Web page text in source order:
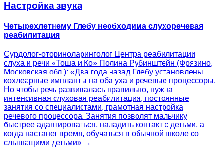
Настройка звука
Четырехлетнему Глебу необходима слухоречевая
реабилитация
Сурдолог-оториноларинголог Центра реабилитации
слуха и речи «Тоша и Ко» Полина Рубинштейн (Фрязино,
Московская обл.): «Два года назад Глебу установлены
кохлеарные импланты на оба уха и речевые процессоры.
Но чтобы речь развивалась правильно, нужна
интенсивная слуховая реабилитация, постоянные
занятия со специалистами, грамотная настройка
речевого процессора. Занятия позволят мальчику
быстрее адаптироваться, наладить контакт с детьми, а
когда настанет время, обучаться в обычной школе со
слышащими детьми» →